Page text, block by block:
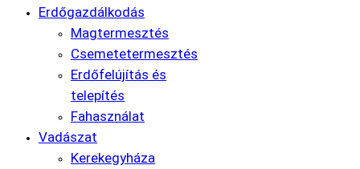
Erdőgazdálkodás
Magtermesztés
Csemetetermesztés
Erdőfelújítás és
telepítés
Fahasználat
Vadászat
Kerekegyháza